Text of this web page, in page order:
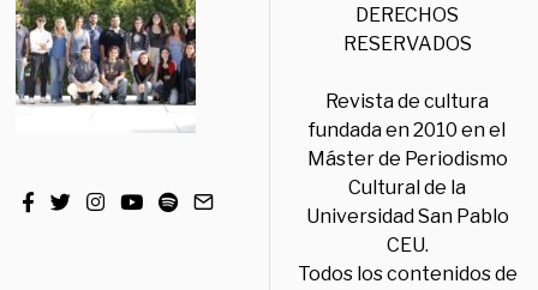
DERECHOS
RESERVADOS
Revista de cultura
fundada en 2010 en el
Máster de Periodismo
Cultural de la
Universidad San Pablo
CEU.
Todos los contenidos de